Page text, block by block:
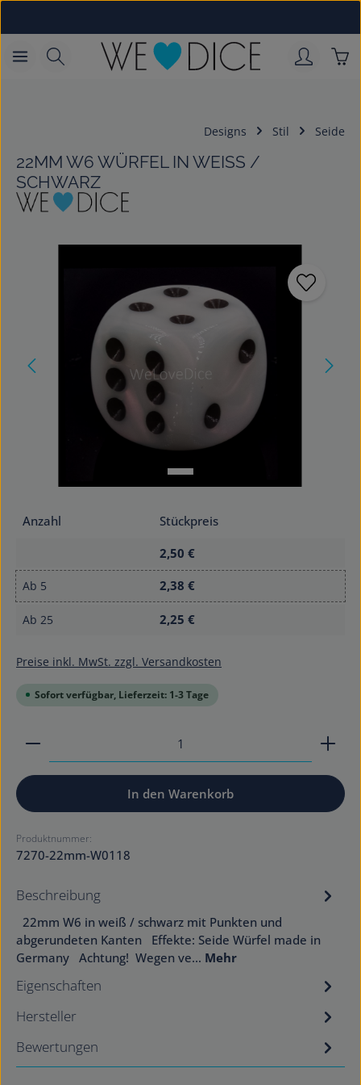
Designs Stil Seide
22MM W6 WÜRFEL IN WEISS / S
CHWARZ
Anzahl
Stückpreis
2,50 €
Ab 5 2,38 €
Ab 25 2,25 €
Preise inkl. MwSt. zzgl. Versandkosten
Sofort verfügbar, Lieferzeit: 1-3 Tage
Produkt Anzahl: Gib den gewünschten Wert ein
In den Warenkorb
Produktnummer:
7270-22mm-W0118
Beschreibung
22mm W6 in weiß / schwarz mit Punkten und
abgerundeten Kanten Effekte: Seide Würfel made in
Germany Achtung! Wegen ve… Mehr
Eigenschaften
Hersteller
Bewertungen